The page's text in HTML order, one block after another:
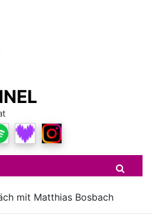
mit Matthias Bosbach